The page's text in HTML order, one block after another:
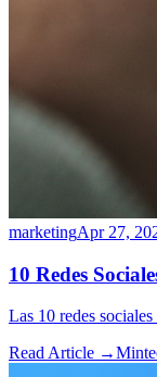
marketingApr 27,
10 Redes
Las 10 redes
Read Article →